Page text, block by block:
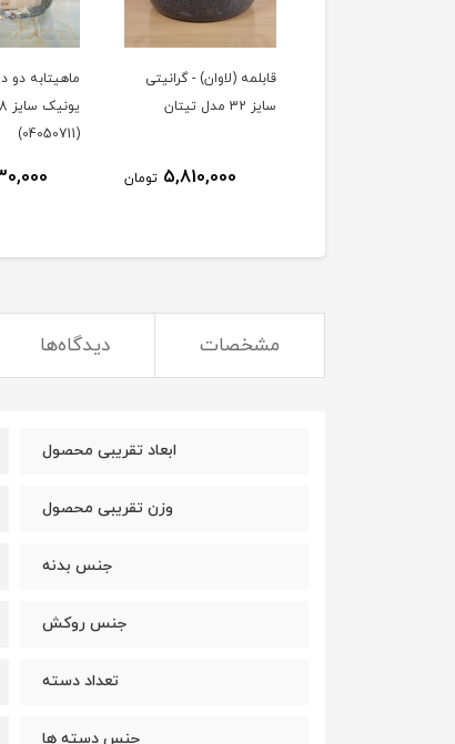
قابلمه (لاوان) - گرانیتی
سایز 32 مدل تیتان
5,810,000 تومان
ماهیتابه دو
(04050711)
مشخصات دیدگاه‌ها
ابعاد تقریبی محصول
وزن تقریبی محصول
جنس بدنه
جنس روکش
تعداد دسته
جنس دسته ها